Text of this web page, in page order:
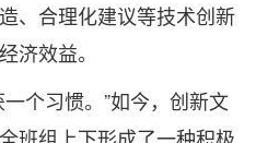
、合理化建议等技术创新
济效益。
个习惯。”如今，创新文